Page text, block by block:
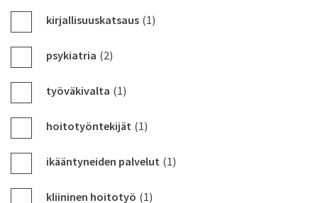
kirjallisuuskatsaus (1)
psykiatria (2)
työväkivalta (1)
hoitotyöntekijät (1)
ikääntyneiden palvelut (1)
kliininen hoitotyö (1)